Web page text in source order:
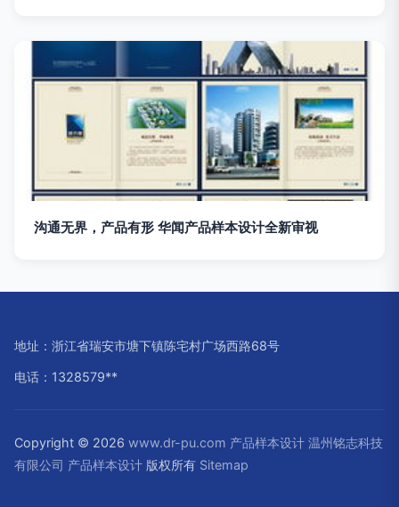
沟通无界，产品有形 华闻产品样本设计全新审视
地址：浙江省瑞安市塘下镇陈宅村广场西路68号
电话：1328579**
Copyright © 2026 www.dr-pu.com 产品样本设计 温州铭志科技
有限公司 产品样本设计 版权所有 Sitemap